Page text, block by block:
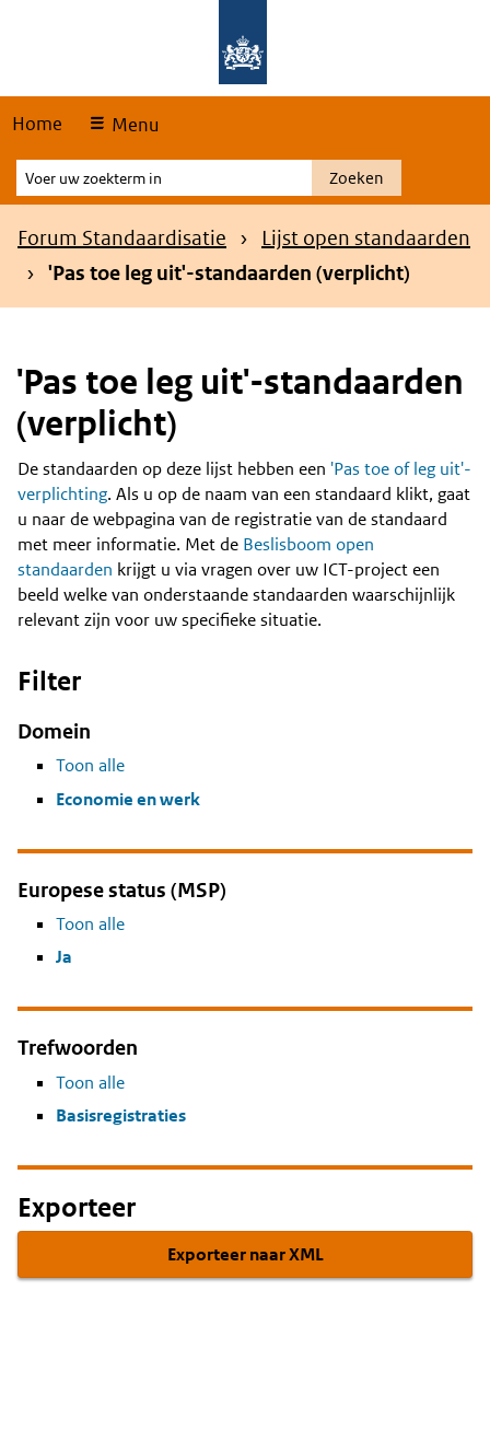
Home Menu
Voer
uw
zoekterm
Zoeken
Kruimelpad
Forum Standaardisatie
Lijst open standaarden
'Pas toe leg uit'-standaarden (verplicht)
'Pas toe leg uit'-standaarden
(verplicht)
Content
De standaarden op deze lijst hebben een 'Pas toe of leg uit'-
verplichting. Als u op de naam van een standaard klikt, gaat
u naar de webpagina van de registratie van de standaard
met meer informatie. Met de Beslisboom open
standaarden krijgt u via vragen over uw ICT-project een
beeld welke van onderstaande standaarden waarschijnlijk
relevant zijn voor uw specifieke situatie.
Filter
Domein
Toon alle
Economie en werk
Europese status (MSP)
Toon alle
Ja
Trefwoorden
Toon alle
Basisregistraties
Exporteer
Exporteer naar XML